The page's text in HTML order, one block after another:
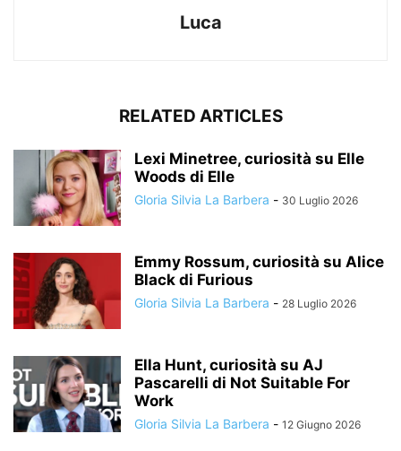
Luca
RELATED ARTICLES
Lexi Minetree, curiosità su Elle
Woods di Elle
Gloria Silvia La Barbera - 30 Luglio 2026
Emmy Rossum, curiosità su Alice
Black di Furious
Gloria Silvia La Barbera - 28 Luglio 2026
Ella Hunt, curiosità su AJ
Pascarelli di Not Suitable For
Work
Gloria Silvia La Barbera - 12 Giugno 2026